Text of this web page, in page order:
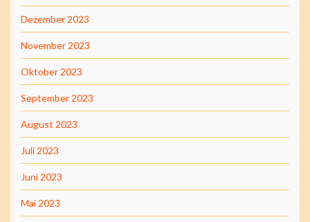
Dezember 2023
November 2023
Oktober 2023
September 2023
August 2023
Juli 2023
Juni 2023
Mai 2023